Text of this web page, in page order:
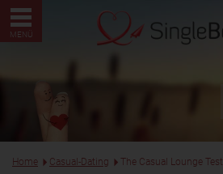
MENÜ
Home Casual-Dating The Casual Lounge Test